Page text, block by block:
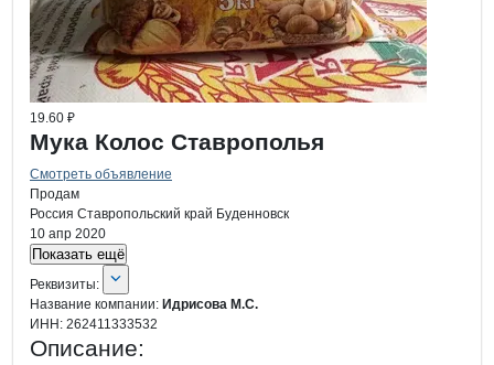
19.60 ₽
Мука Колос Ставрополья
Смотреть объявление
Продам
Россия Ставропольский край Буденновск
10 апр 2020
Показать ещё
О компании
Реквизиты
Реквизиты:
Название компании: Идрисова М.С.
ИНН: 262411333532
Описание: